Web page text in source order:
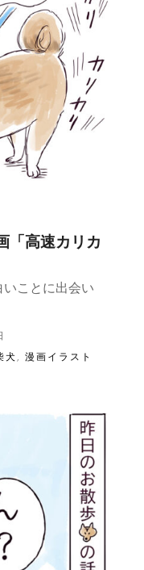
「高速カリカ
ことに出会い
犬 漫画イラスト